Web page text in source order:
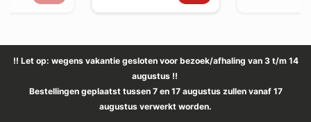
!! Let op: wegens vakantie gesloten voor bezoek/afhaling van 3 t/m 14
augustus !!
Bestellingen geplaatst tussen 7 en 17 augustus zullen vanaf 17
augustus verwerkt worden.